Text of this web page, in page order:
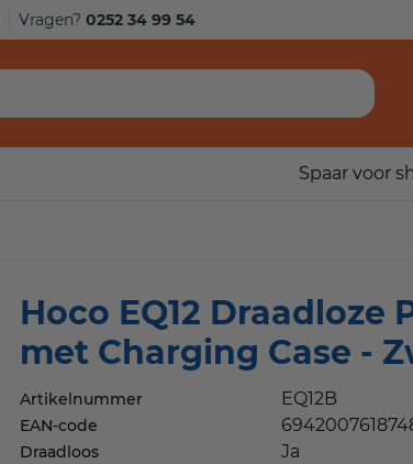
Vragen? 0252 34 99 54
Spaar voor
Hoco EQ12 Draadloze
met Charging Case -
Artikelnummer EQ12B
EAN-code
Draadloos Ja